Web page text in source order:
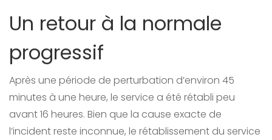
Un retour à la normale
progressif
Après une période de perturbation d’environ 45
minutes à une heure, le service a été rétabli peu
avant 16 heures. Bien que la cause exacte de
l’incident reste inconnue, le rétablissement du service